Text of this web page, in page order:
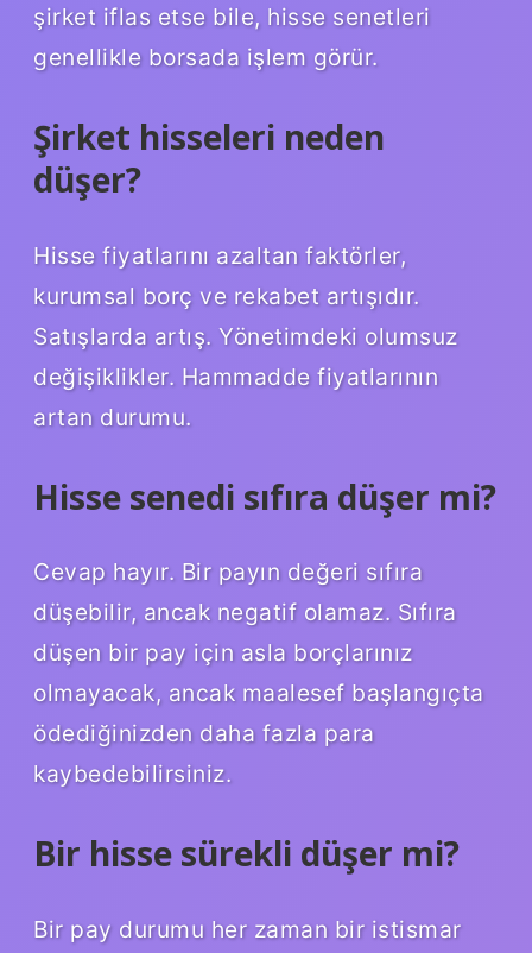
şirket iflas etse bile, hisse senetleri
genellikle borsada işlem görür.
Şirket hisseleri neden
düşer?
Hisse fiyatlarını azaltan faktörler,
kurumsal borç ve rekabet artışıdır.
Satışlarda artış. Yönetimdeki olumsuz
değişiklikler. Hammadde fiyatlarının
artan durumu.
Hisse senedi sıfıra düşer mi?
Cevap hayır. Bir payın değeri sıfıra
düşebilir, ancak negatif olamaz. Sıfıra
düşen bir pay için asla borçlarınız
olmayacak, ancak maalesef başlangıçta
ödediğinizden daha fazla para
kaybedebilirsiniz.
Bir hisse sürekli düşer mi?
Bir pay durumu her zaman bir istismar